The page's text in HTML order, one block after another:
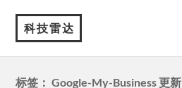
科技雷达
标签：Google-My-Business 更新